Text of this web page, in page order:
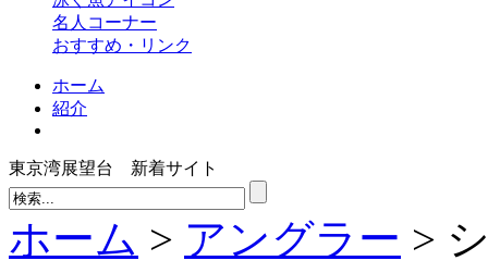
名人コーナー
おすすめ・リンク
ホーム
紹介
東京湾展望台 新着サイト
ホーム > アングラー >